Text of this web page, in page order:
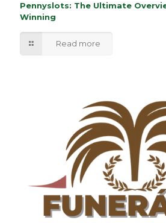
Pennyslots: The Ultimate
Winning
Read more